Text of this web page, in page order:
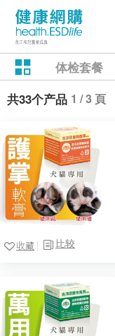
体检套餐
共33个产品 1 / 3 頁
比较
收藏